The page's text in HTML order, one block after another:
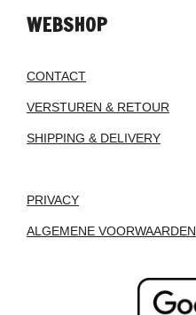
WEBSHOP
CONTACT
VERSTUREN & RETOUR
SHIPPING & DELIVERY
PRIVACY
ALGEMENE VOORWAARDEN